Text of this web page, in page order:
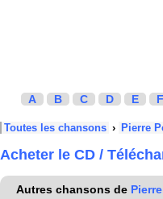
A B C D E F
Toutes les chansons › Pierre
Acheter le CD /
Autres chansons de